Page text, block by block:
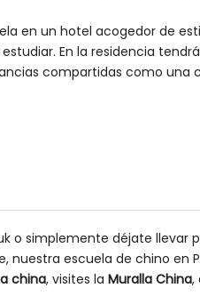
en un hotel acogedor de
En la residencia
compartidas como una
o simplemente déjate llevar
nuestra escuela de chino
china, visites la Muralla China,